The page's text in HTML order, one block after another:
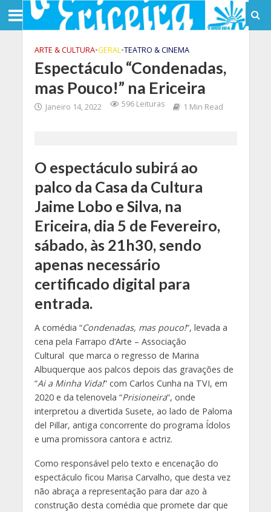
ARTE & CULTURA•GERAL•TEATRO & CINEMA
Espectáculo “Condenadas,
mas Pouco!” na Ericeira
Janeiro 14, 2022 596 Leituras 1 Min Read
O espectáculo subirá ao
palco da Casa da Cultura
Jaime Lobo e Silva, na
Ericeira, dia 5 de Fevereiro,
sábado, às 21h30, sendo
apenas necessário
certificado digital para
entrada.
A comédia “Condenadas, mas pouco!“, levada a
cena pela Farrapo d’Arte – Associação
Cultural que marca o regresso de Marina
Albuquerque aos palcos depois das gravações de
“Ai a Minha Vida!” com Carlos Cunha na TVI, em
2020 e da telenovela “Prisioneira“, onde
interpretou a divertida Susete, ao lado de Paloma
del Pillar, antiga concorrente do programa Ídolos
e uma promissora cantora e actriz.
Como responsável pelo texto e encenação do
espectáculo ficou Marisa Carvalho, que desta vez
não abraça a representação para dar azo à
construção desta comédia que promete dar que